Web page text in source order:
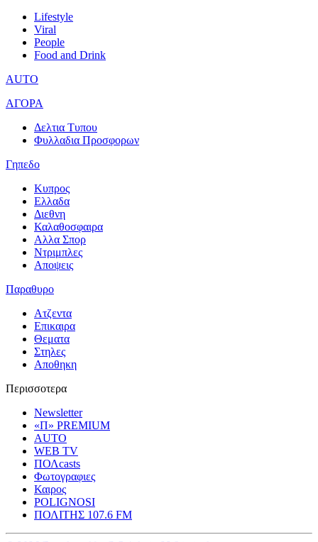
Lifestyle
Viral
People
Food and Drink
AUTO
ΑΓΟΡΑ
Δελτια Τυπου
Φυλλαδια Προσφορων
Γηπεδο
Κυπρος
Ελλαδα
Διεθνη
Καλαθοσφαιρα
Αλλα Σπορ
Ντριμπλες
Αποψεις
Παραθυρο
Ατζεντα
Επικαιρα
Θεματα
Στηλες
Αποθηκη
Περισσοτερα
Newsletter
«Π» PREMIUM
AUTO
WEB TV
ΠΟΛcasts
Φωτογραφιες
Καιρος
POLIGNOSI
ΠΟΛΙΤΗΣ 107.6 FM